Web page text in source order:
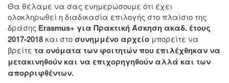
Θα θέλαμε να σας ενημερώσουμε ότι έχει
ολοκληρωθεί η διαδικασία επιλογής στο πλαίσιο της
δράσης Erasmus+ για Πρακτική Άσκηση ακαδ. έτους
2017-2018και στο συνημμένο αρχείο μπορείτε να
βρείτε τα ονόματα των φοιτητών που επιλέχθηκαν να
μετακινηθούν και να επιχορηγηθούν αλλά και των
απορριφθέντων.